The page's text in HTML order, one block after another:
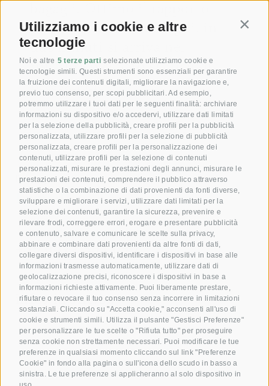
Utilizziamo i cookie e altre
tecnologie
Noi e altre 5 terze parti selezionate utilizziamo cookie e
tecnologie simili. Questi strumenti sono essenziali per garantire
la fruizione dei contenuti digitali, migliorare la navigazione e,
previo tuo consenso, per scopi pubblicitari. Ad esempio,
potremmo utilizzare i tuoi dati per le seguenti finalità: archiviare
informazioni su dispositivo e/o accedervi, utilizzare dati limitati
per la selezione della pubblicità, creare profili per la pubblicità
personalizzata, utilizzare profili per la selezione di pubblicità
personalizzata, creare profili per la personalizzazione dei
contenuti, utilizzare profili per la selezione di contenuti
personalizzati, misurare le prestazioni degli annunci, misurare le
prestazioni dei contenuti, comprendere il pubblico attraverso
statistiche o la combinazione di dati provenienti da fonti diverse,
sviluppare e migliorare i servizi, utilizzare dati limitati per la
selezione dei contenuti, garantire la sicurezza, prevenire e
rilevare frodi, correggere errori, erogare e presentare pubblicità
e contenuto, salvare e comunicare le scelte sulla privacy,
abbinare e combinare dati provenienti da altre fonti di dati,
collegare diversi dispositivi, identificare i dispositivi in base alle
informazioni trasmesse automaticamente, utilizzare dati di
geolocalizzazione precisi, riconoscere i dispositivi in base a
informazioni richieste attivamente. Puoi liberamente prestare,
rifiutare o revocare il tuo consenso senza incorrere in limitazioni
sostanziali. Cliccando su "Accetta cookie," acconsenti all'uso di
cookie e strumenti simili. Utilizza il pulsante "Gestisci Preferenze"
per personalizzare le tue scelte o "Rifiuta tutto" per proseguire
senza cookie non strettamente necessari. Puoi modificare le tue
preferenze in qualsiasi momento cliccando sul link "Preferenze
Cookie" in fondo alla pagina o sull'icona dello scudo in basso a
sinistra. Le tue preferenze si applicheranno al solo dispositivo in
prezzo-prestazioni. E poi, in
due minuti si arriva nel
romantico centro storico di
Bressanone…
[ Ricki, Germania ]
Dare gioia con il nostro
Buono!
Prenota ora la tua camera
+39 0472 391 090
E-mail
info@krone.bz
Iscriviti alla newsletter